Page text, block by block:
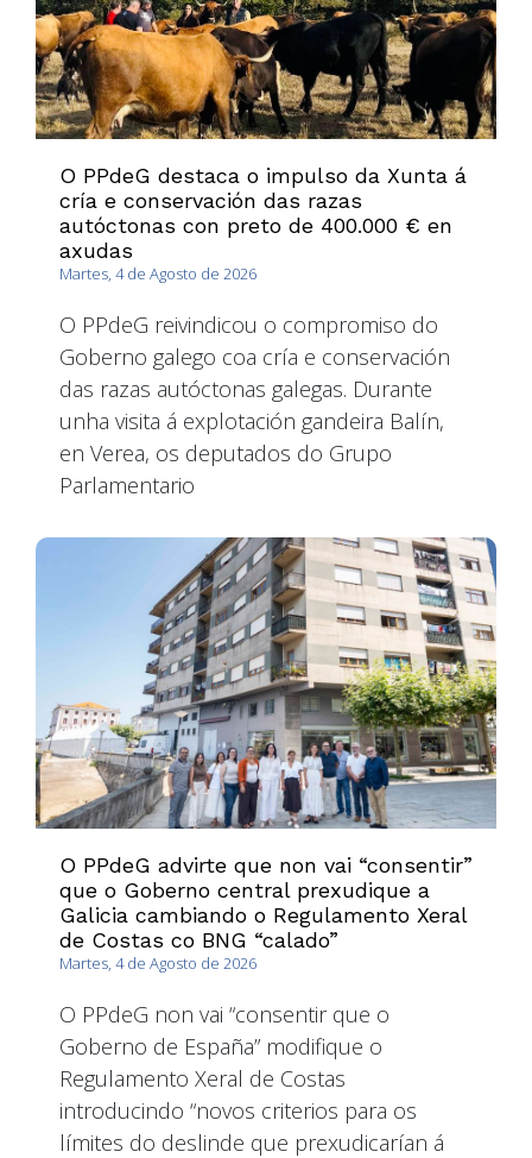
O PPdeG destaca o impulso da Xunta á
cría e conservación das razas
autóctonas con preto de 400.000 € en
axudas
Martes, 4 de Agosto de 2026
O PPdeG reivindicou o compromiso do
Goberno galego coa cría e conservación
das razas autóctonas galegas. Durante
unha visita á explotación gandeira Balín,
en Verea, os deputados do Grupo
Parlamentario
O PPdeG advirte que non vai “consentir”
que o Goberno central prexudique a
Galicia cambiando o Regulamento Xeral
de Costas co BNG “calado”
Martes, 4 de Agosto de 2026
O PPdeG non vai “consentir que o
Goberno de España” modifique o
Regulamento Xeral de Costas
introducindo “novos criterios para os
límites do deslinde que prexudicarían á